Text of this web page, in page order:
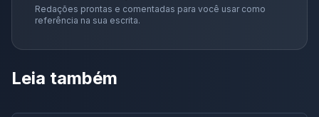
Redações prontas e comentadas para você usar como
referência na sua escrita.
Leia também